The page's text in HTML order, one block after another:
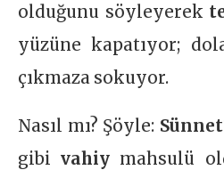
olduğunu söyleyerek
yüzüne kapatıyor;
çıkmaza sokuyor.
Nasıl mı? Şöyle: Sünnet
gibivahiy mahsulü